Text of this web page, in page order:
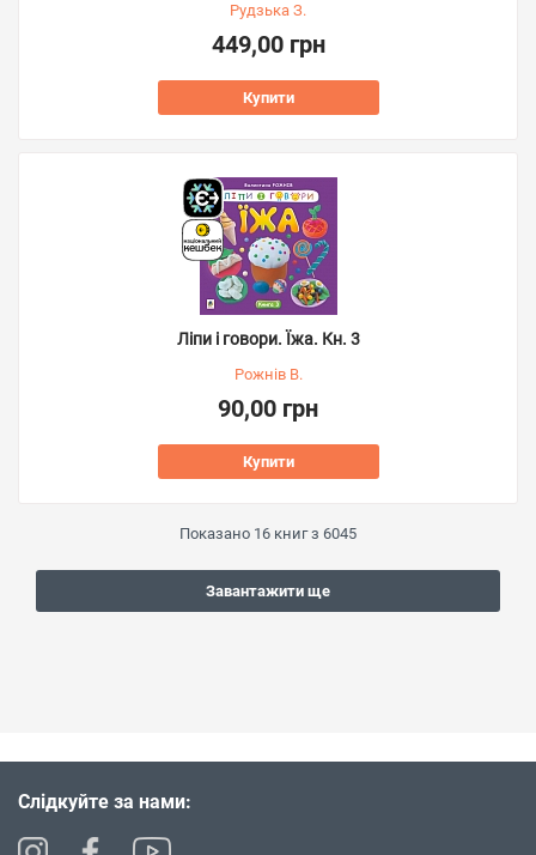
Рудзька З.
449,00 грн
Купити
Ліпи і говори. Їжа. Кн. 3
Рожнів В.
90,00 грн
Купити
Показано 16 книг з 6045
Завантажити ще
Слідкуйте за нами: